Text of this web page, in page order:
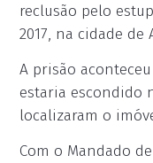
reclusão pelo
2017, na cidade de
A prisão
estaria escondido
localizaram o
Com o Mandado